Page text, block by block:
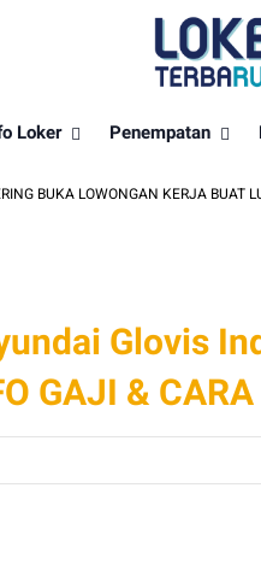
Loker Penempatan
LOWONGAN KERJA BUAT
Glovis
GAJI &